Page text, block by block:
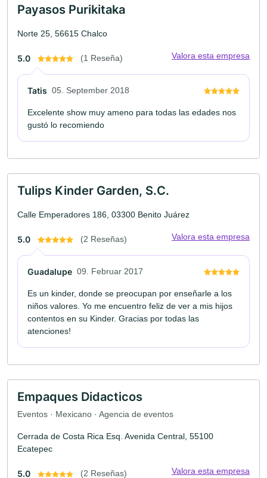
Payasos Purikitaka
Norte 25, 56615 Chalco
5.0 (1 Reseña) Valora esta empresa
Tatis 05. September 2018
Excelente show muy ameno para todas las edades nos
gustó lo recomiendo
Tulips Kinder Garden, S.C.
Calle Emperadores 186, 03300 Benito Juárez
5.0 (2 Reseñas) Valora esta empresa
Guadalupe 09. Februar 2017
Es un kinder, donde se preocupan por enseñarle a los
niños valores. Yo me encuentro feliz de ver a mis hijos
contentos en su Kinder. Gracias por todas las
atenciones!
Empaques Didacticos
Eventos · Mexicano · Agencia de eventos
Cerrada de Costa Rica Esq. Avenida Central, 55100
Ecatepec
5.0 (2 Reseñas) Valora esta empresa